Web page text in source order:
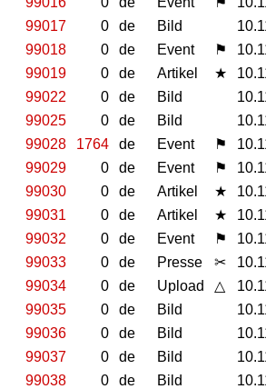
99017
0 de Bild
99018
0 de Event ⚑
99019
0 de Artikel ★
99022
0 de Bild
99025
0 de Bild
99028
1764 de Event ⚑
99029
0 de Event ⚑
99030
0 de Artikel ★
99031
0 de Artikel ★
99032
0 de Event ⚑
99033
0 de Presse ✂
99034
0 de Upload △
99035
0 de Bild
99036
0 de Bild
99037
0 de Bild
99038
0 de Bild